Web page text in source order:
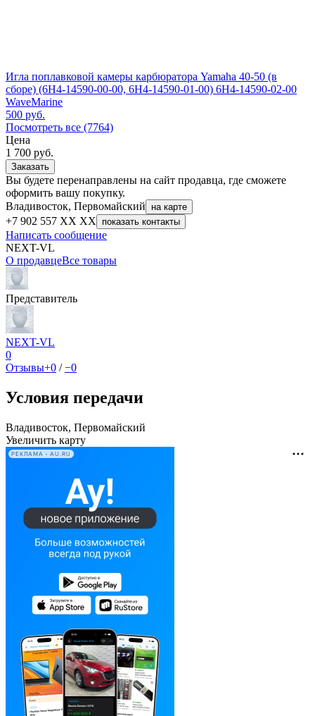
Игла поплавковой камеры карбюратора Yamaha 40-50 (в
сборе) (6H4-14590-00-00, 6H4-14590-01-00) 6H4-14590-02-00
WaveMarine
500 руб.
Посмотреть все (7764)
Цена
1 700 руб.
Заказать
Вы будете перенаправлены на сайт продавца, где сможете
оформить вашу покупку.
Владивосток, Первомайский
на карте
+7 902 557 XX XX показать контакты
Написать сообщение
NEXT-VL
О продавцеВсе товары
Представитель
NEXT-VL
0
Отзывы+0 /−0
Условия передачи
Владивосток, Первомайский
Увеличить карту
РЕКЛАМА • AU.RU